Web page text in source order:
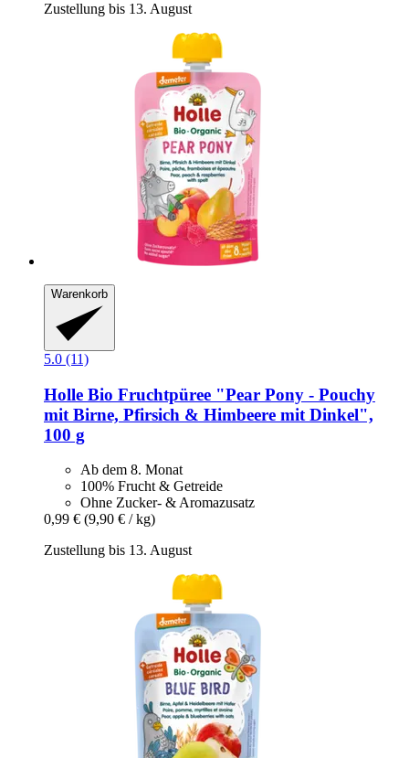
Zustellung bis 13. August
Warenkorb
5.0 (11)
Holle Bio Fruchtpüree "Pear Pony -​ Pouchy
mit Birne, Pfirsich & Himbeere mit Dinkel",
100 g
Ab dem 8. Monat
100% Frucht & Getreide
Ohne Zucker- & Aromazusatz
0,99 € (9,90 € / kg)
Zustellung bis 13. August